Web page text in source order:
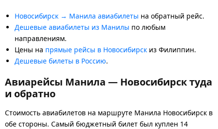
Новосибирск → Манила авиабилеты на обратный рейс.
Дешевые авиабилеты из Манилы по любым
направлениям.
Цены на прямые рейсы в Новосибирск из Филиппин.
Дешевые билеты в Россию.
Авиарейсы Манила — Новосибирск туда
и обратно
Стоимость авиабилетов на маршруте Манила Новосибирск в
обе стороны. Самый бюджетный билет был куплен 14